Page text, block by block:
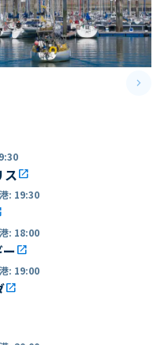
keyboard_arrow_right
スopen_in_new
: 19:30
: 18:00
open_in_new
: 19:00
open_in_new